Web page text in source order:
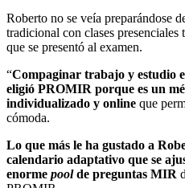
Roberto no se veía preparándose
tradicional con clases
que se presentó al examen.
“Compaginar trabajo y estudio
eligió PROMIR porque es un
individualizado y online que
cómoda.
Lo que más le ha gustado a
calendario adaptativo que se
enorme poolde preguntas MIR